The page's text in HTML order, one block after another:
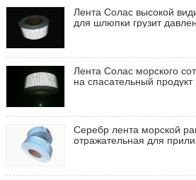
Лента Солас высокой
для шлюпки грузит
Лента Солас морского
на спасательный
Серебр лента морской
отражательная для
личности кораблей или